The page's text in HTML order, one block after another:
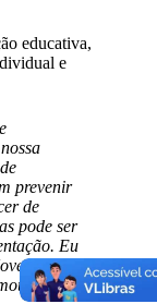
educativa,
e
prevenir
de
pode ser
Eu